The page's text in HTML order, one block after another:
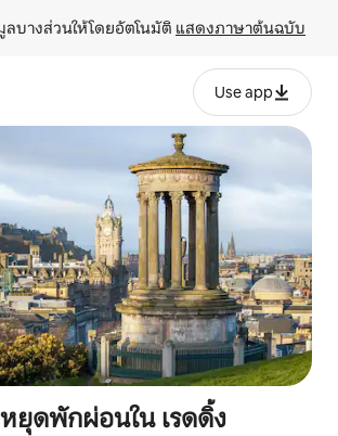
บางส่วนให้โดยอัตโนมัติ แสดงภาษาต้นฉบับ
Use app
ยุดพักผ่อนใน เรดดิ้ง